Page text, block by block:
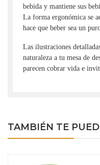
bebida y mantiene sus
La forma ergonómica se
hace que beber sea un
Las ilustraciones
naturaleza a tu mesa de
parecen cobrar vida e
TAMBIÉN TE